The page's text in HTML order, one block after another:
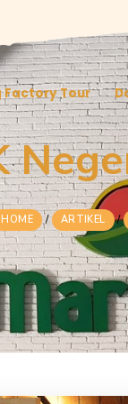
Tentang
HOME